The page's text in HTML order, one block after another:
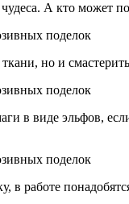
чудеса. А кто
но и
в виде эльфов,
в работе